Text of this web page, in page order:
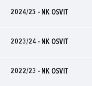
2024/25 - NK OSVIT
2023/24 - NK OSVIT
2022/23 - NK OSVIT